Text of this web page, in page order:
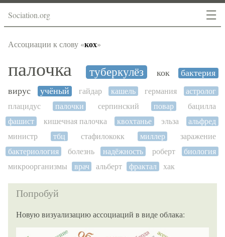
☰
Sociation.org
Ассоциации к слову «кох»
палочка туберкулёз кок
бактерия
вирус
учёный гайдар кашель германия
астролог
плацидус
палочки серпинский повар
бацилла
фашист
кишечная палочка квохтанье эльза
альфред
министр
тбц стафилококк миллер
заражение
бактериология
болезнь надёжность роберт
биология
микроорганизмы
врач альберт фрактал хак
Попробуй
Новую визуализацию ассоциаций в виде облака: